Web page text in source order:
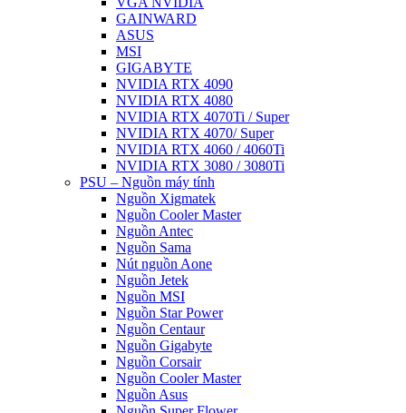
GAINWARD
ASUS
MSI
GIGABYTE
NVIDIA RTX 4090
NVIDIA RTX 4080
NVIDIA RTX 4070Ti / Super
NVIDIA RTX 4070/ Super
NVIDIA RTX 4060 / 4060Ti
NVIDIA RTX 3080 / 3080Ti
PSU – Nguồn máy tính
Nguồn Xigmatek
Nguồn Cooler Master
Nguồn Antec
Nguồn Sama
Nút nguồn Aone
Nguồn Jetek
Nguồn MSI
Nguồn Star Power
Nguồn Centaur
Nguồn Gigabyte
Nguồn Corsair
Nguồn Cooler Master
Nguồn Asus